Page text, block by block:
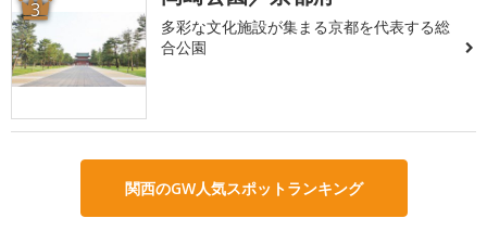
3
多彩な文化施設が集まる京都を代表する総
合公園
関西のGW人気スポットランキング